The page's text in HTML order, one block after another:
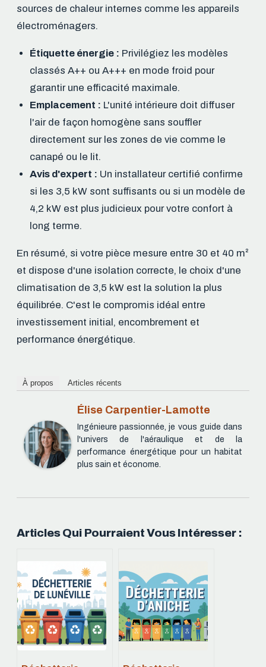
sources de chaleur internes comme les appareils
électroménagers.
Étiquette énergie : Privilégiez les modèles
classés A++ ou A+++ en mode froid pour
garantir une efficacité maximale.
Emplacement : L'unité intérieure doit diffuser
l'air de façon homogène sans souffler
directement sur les zones de vie comme le
canapé ou le lit.
Avis d'expert : Un installateur certifié confirme
si les 3,5 kW sont suffisants ou si un modèle de
4,2 kW est plus judicieux pour votre confort à
long terme.
En résumé, si votre pièce mesure entre 30 et 40 m²
et dispose d'une isolation correcte, le choix d'une
climatisation de 3,5 kW est la solution la plus
équilibrée. C'est le compromis idéal entre
investissement initial, encombrement et
performance énergétique.
À propos Articles récents
Élise Carpentier-Lamotte
Ingénieure passionnée, je vous guide dans
l'univers de l'aéraulique et de la
performance énergétique pour un habitat
plus sain et économe.
Articles Qui Pourraient Vous Intéresser :